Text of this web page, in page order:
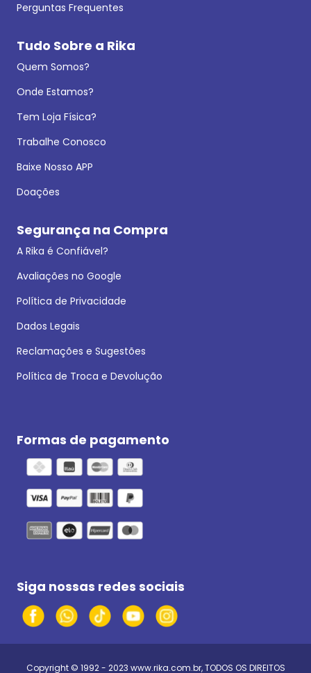
Perguntas Frequentes
Tudo Sobre a Rika
Quem Somos?
Onde Estamos?
Tem Loja Física?
Trabalhe Conosco
Baixe Nosso APP
Doações
Segurança na Compra
A Rika é Confiável?
Avaliações no Google
Política de Privacidade
Dados Legais
Reclamações e Sugestões
Política de Troca e Devolução
Formas de pagamento
Siga nossas redes sociais
Copyright © 1992 - 2023 www.rika.com.br, TODOS OS DIREITOS